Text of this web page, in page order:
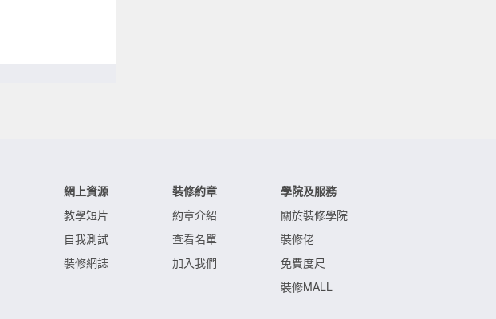
網上資源
教學短片
自我測試
裝修網誌
裝修約章
約章介紹
查看名單
加入我們
學院及服務
關於裝修學院
裝修佬
免費度尺
裝修MALL